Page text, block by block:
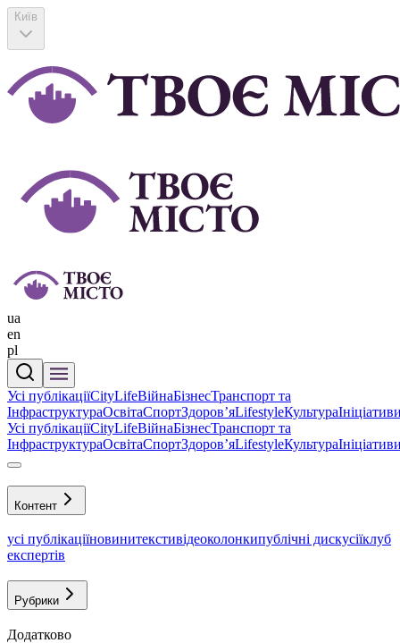
Київ
ua
en
pl
Усі публікаціїCityLifeВійнаБізнесТранспорт та
ІнфраструктураОсвітаСпортЗдоровʼяLifestyleКультура
Усі публікаціїCityLifeВійнаБізнесТранспорт та
ІнфраструктураОсвітаСпортЗдоровʼяLifestyleКультура
Контент
усі публікаціїновинитекстивідеоколонкипублічні дискусіїклуб
експертів
Рубрики
Додатково